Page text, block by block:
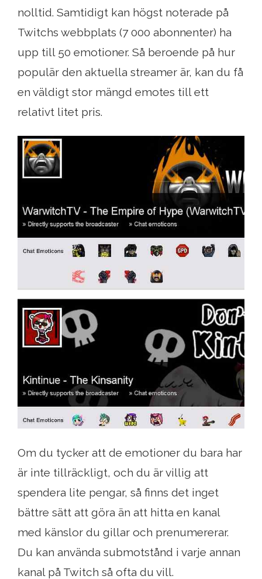
nolltid. Samtidigt kan högst noterade på
Twitchs webbplats (7 000 abonnenter) ha
upp till 50 emotioner. Så beroende på hur
populär den aktuella streamer är, kan du få
en väldigt stor mängd emotes till ett
relativt litet pris.
Om du tycker att de emotioner du bara har
är inte tillräckligt, och du är villig att
spendera lite pengar, så finns det inget
bättre sätt att göra än att hitta en kanal
med känslor du gillar och prenumererar.
Du kan använda submotstånd i varje annan
kanal på Twitch så ofta du vill.